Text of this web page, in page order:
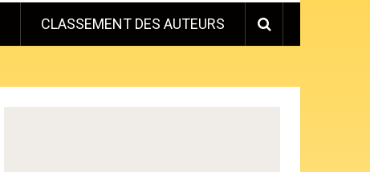
CLASSEMENT DES AUTEURS